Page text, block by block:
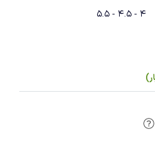
4 - 4.5 - 5.5